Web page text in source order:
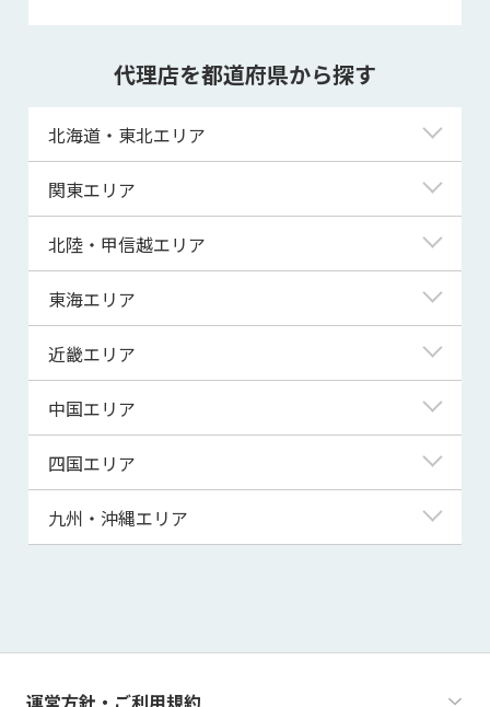
代理店を都道府県から探す
北海道・東北エリア
北海道
青森県
宮城県
秋田県
山形県
関東エリア
東京都
神奈川県
埼玉県
千葉県
茨城県
群馬県
北陸・甲信越エリア
新潟県
富山県
福井県
山梨県
長野県
東海エリア
岐阜県
静岡県
三重県
近畿エリア
滋賀県
京都府
大阪府
兵庫県
和歌山県
中国エリア
鳥取県
島根県
山口県
四国エリア
徳島県
高知県
九州・沖縄エリア
運営方針・ご利用規約